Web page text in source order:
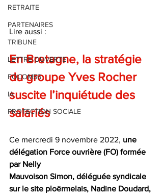
RETRAITE
PARTENAIRES
TRIBUNE
LETTRE OUVERTE
FOCOM56
IA
PROTECTION SOCIALE
Lire aussi :
En Bretagne, la stratégie
du groupe Yves Rocher
suscite l’inquiétude des
salariés
Ce mercredi 9 novembre 2022, une
délégation Force ouvrière (FO) formée
par Nelly
Mauvoison Simon, déléguée syndicale
sur le site ploërmelais, Nadine Doudard,